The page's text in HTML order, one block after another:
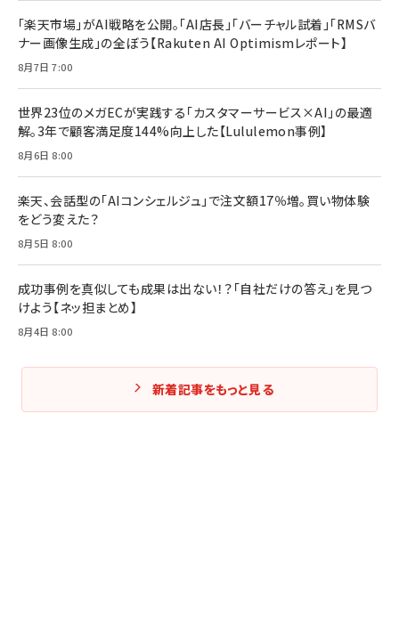
「楽天市場」がAI戦略を公開。「AI店長」「バーチャル試着」「RMSバ
ナー画像生成」の全ぼう【Rakuten AI Optimismレポート】
8月7日 7:00
世界23位のメガECが実践する「カスタマーサービス×AI」の最適
解。3年で顧客満足度144%向上した【Lululemon事例】
8月6日 8:00
楽天、会話型の「AIコンシェルジュ」で注文額17％増。買い物体験
をどう変えた？
8月5日 8:00
成功事例を真似しても成果は出ない！？「自社だけの答え」を見つ
けよう【ネッ担まとめ】
8月4日 8:00
新着記事をもっと見る